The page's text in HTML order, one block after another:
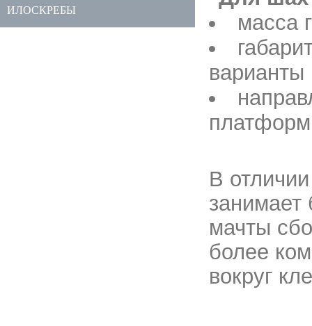
ИЛОСКРЕБЫ
масса
варианты
В
занимает
мачты
более
вокруг